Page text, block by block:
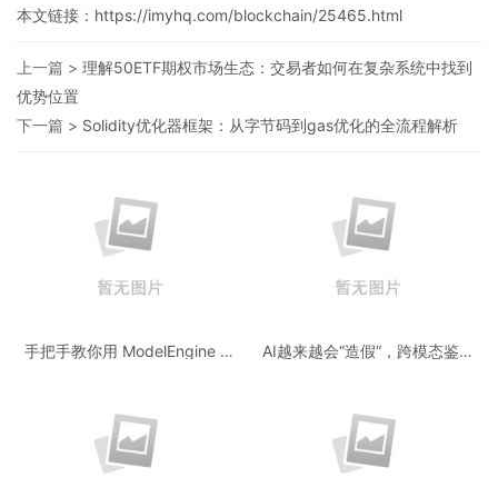
本文链接： https://imyhq.com/blockchain/25465.html
上一篇 > 理解50ETF期权市场生态：交易者如何在复杂系统中找到
优势位置
下一篇 > Solidity优化器框架：从字节码到gas优化的全流程解析
手把手教你用 ModelEngine 打
AI越来越会“造假“，跨模态鉴伪